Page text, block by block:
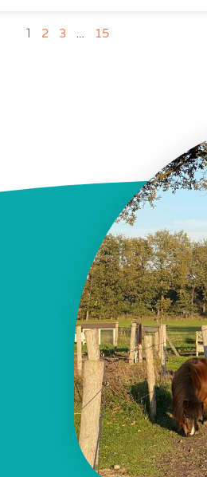
1 2 3 … 15